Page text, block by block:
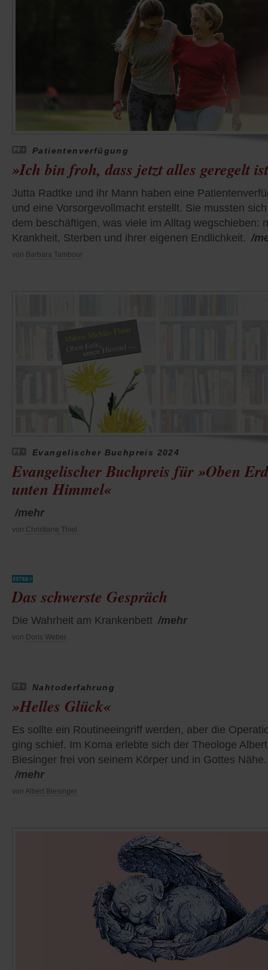
Patientenverfügung
»Ich bin froh, dass jetzt alles geregelt
Jutta Radtke und ihr Mann haben eine
und eine Vorsorgevollmacht erstellt. Sie mussten
dem beschäftigen, was viele im Alltag wegschieben:
Krankheit, Sterben und ihrer eigenen Endlichkeit. /
von Barbara Tambour
Evangelischer Buchpreis 2024
Evangelischer Buchpreis für »Oben
unten Himmel«
/mehr
von Christiane Thiel
Das schwerste Gespräch
Die Wahrheit am Krankenbett /mehr
von Doris Weber
Nahtoderfahrung
»Helles Glück«
Es sollte ein Routineeingriff werden, aber die
ging schief. Im Koma erlebte sich der Theologe Albert
Biesinger frei von seinem Körper und in Gottes Nähe.
/mehr
von Albert Biesinger